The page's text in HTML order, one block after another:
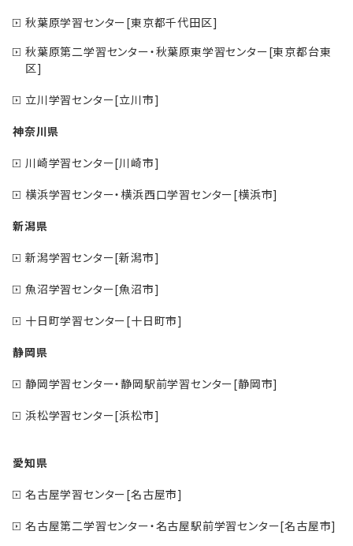
秋葉原学習センター[東京都千代田区]
秋葉原第二学習センター・秋葉原東学習センター[東京都台東
区]
立川学習センター[立川市]
神奈川県
川崎学習センター[川崎市]
横浜学習センター・横浜西口学習センター[横浜市]
新潟県
新潟学習センター[新潟市]
魚沼学習センター[魚沼市]
十日町学習センター[十日町市]
静岡県
静岡学習センター・静岡駅前学習センター[静岡市]
浜松学習センター[浜松市]
愛知県
名古屋学習センター[名古屋市]
名古屋第二学習センター・名古屋駅前学習センター[名古屋市]